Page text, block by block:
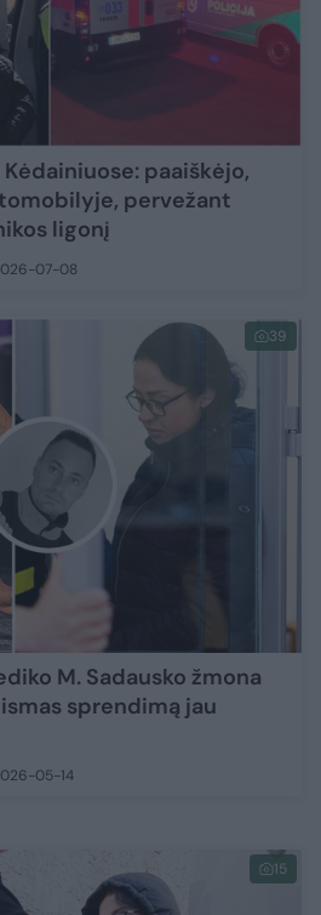
paaiškėjo,
pervežant
ligonį
07-08
39
M. Sadausko žmona
sprendimą jau
05-14
15